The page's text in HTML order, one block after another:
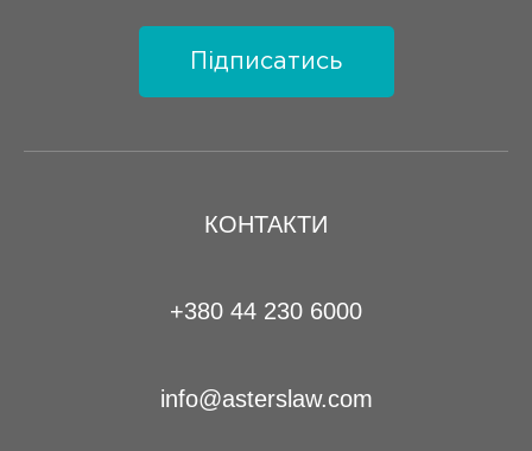
КОНТАКТИ
+380 44 230 6000
info@asterslaw.com
Підписатись